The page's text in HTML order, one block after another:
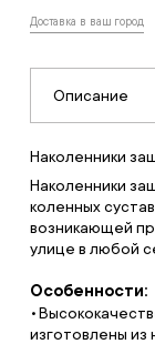
Доставка в ваш город
Описание
Наколенники
Наколенники
коленных
возникающей
улице в любой
Особенности:
изготовлены из